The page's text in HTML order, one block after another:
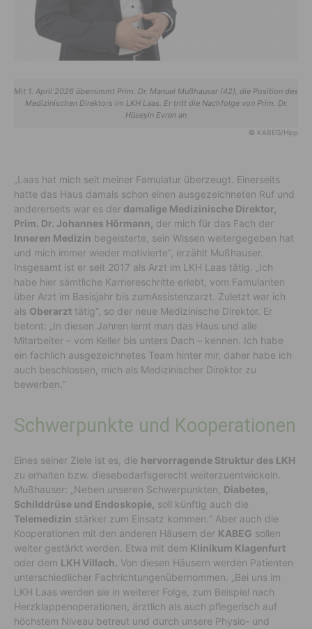
Mit 1. April 2026 übernimmt Prim. Dr. Manuel Mußhauser (42), die Position des
Medizinischen Direktors im LKH Laas. Er tritt die Nachfolge von Prim. Dr.
Hüseyin Evren an
© KABEG/Hipp
„Laas hat mich seit meiner Famulatur überzeugt . Einerseits
hatte das Haus damals schon einen ausgezeichneten Ruf und
andererseits war es der damalige Medizinische Direktor
Prim. Dr. Johannes Hörmann, der mich für das Fach der
Inneren Medizin begeisterte, sein Wissen weitergegeben hat
und mich immer wieder motivierte“, erzählt Mußhauser.
Insgesamt ist er seit 2017 als Arzt im LKH Laas tätig. „Ich
habe hier sämtliche Karriereschritte erlebt , vom Famulanten
über Arzt im Basisjahr bis zumAssistenzarzt. Zuletzt war ich
als Oberarzt tätig“, so der neue Medizinische Direktor. Er
betont: „In diesen Jahren lernt man das Haus und alle
Mitarbeiter – vom Keller bis unters Dach – kennen. Ich habe
ein fachlich ausgezeichnetes Team hinter mir, daher habe ich
auch beschlossen, mich als Medizinischer Direktor zu
bewerben.“
Schwerpunkte und Kooperationen
Eines seiner Ziele ist es, die hervorragende Struktur des LKH
zu erhalten bzw. diesebedarfsgerecht weiterzuentwickeln.
Mußhauser: „Neben unseren Schwerpunkten, Diabetes,
Schilddrüse und Endoskopie, soll künftig auch die
Telemedizin stärker zum Einsatz kommen.“ Aber auch die
Kooperationen mit den anderen Häusern der KABEG sollen
weiter gestärkt werden. Etwa mit dem Klinikum Klagenfurt
oder dem LKH Villach. Von diesen Häusern werden Patienten
unterschiedlicher Fachrichtungenübernommen.
„Bei uns im
LKH Laas werden sie in weiterer Folge zum Beispiel nach
Herzklappenoperationen, ärztlich als auch pflegerisch auf
höchstem Niveau betreut und durch unsere Physio- und